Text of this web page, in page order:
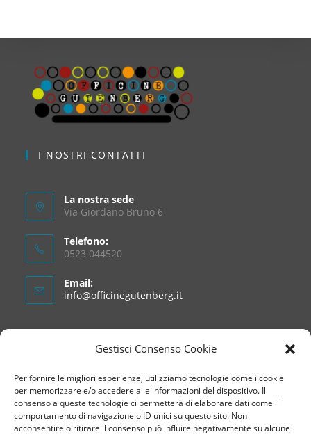
Gestisci Consenso Cookie
Per fornire le migliori esperienze, utilizziamo tecnologie come i cookie
per memorizzare e/o accedere alle informazioni del dispositivo. Il
consenso a queste tecnologie ci permetterà di elaborare dati come il
comportamento di navigazione o ID unici su questo sito. Non
acconsentire o ritirare il consenso può influire negativamente su alcune
I NOSTRI CONTATTI
La nostra sede
Via Giordano Bruno 6
Telefono:
0523 044520
Email:
info@officinegutenberg.it
La tua email
Ho letto e accetto le condizioni dellaprivacy